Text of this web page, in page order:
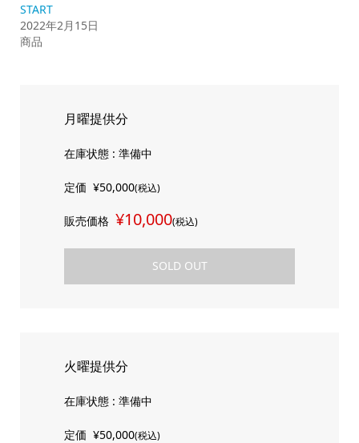
START
2022年2月15日
商品
月曜提供分
在庫状態 : 準備中
定価 ¥50,000(税込)
販売価格 ¥10,000(税込)
SOLD OUT
火曜提供分
在庫状態 : 準備中
定価 ¥50,000(税込)